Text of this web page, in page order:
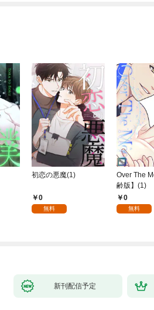
初恋の悪魔(1)
0
無料
Over The
齢版】(1)
0
無料
新刊配信予定